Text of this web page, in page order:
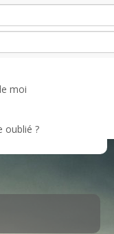
moi
oublié ?